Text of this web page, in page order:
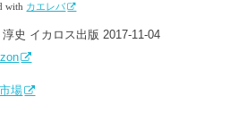
with カエレバ
淳史 イカロス出版 2017-11-04
場